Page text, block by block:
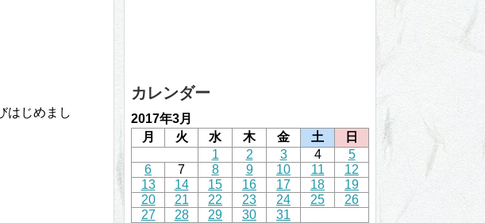
はじめまし
カレンダー
2017年3月
月
火 水 木 金 土 日
1 2 3 4
5
6
7 8 9 10 11
12
13
14 15 16 17 18
19
20
21 22 23 24 25
26
27
28 29 30 31